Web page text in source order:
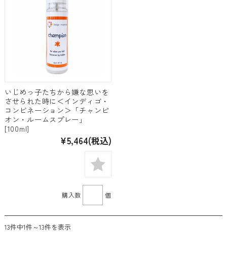
いじめっ子たちから嫌な思いを
させられた時に＜インディゴ・
コンビネーション＞「チャンピ
オン・ルームスプレー」
[100ml]
¥5,464(税込)
購入数 個
13件中1件～13件を表示